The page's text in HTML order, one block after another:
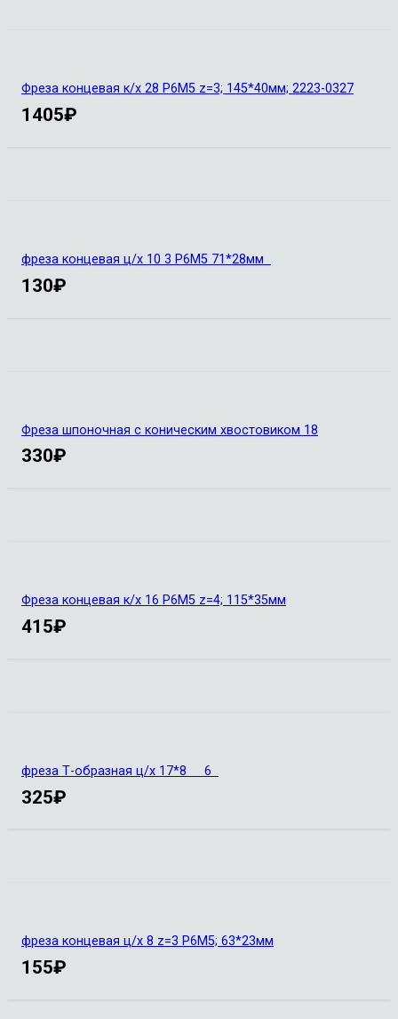
Фреза концевая к/х 28 Р6М5 z=3; 145*40мм; 2223-0327
1405₽
фреза концевая ц/х 10 3 Р6М5 71*28мм
130₽
Фреза шпоночная с коническим хвостовиком 18
330₽
Фреза концевая к/х 16 Р6М5 z=4; 115*35мм
415₽
фреза Т-образная ц/х 17*8 6
325₽
фреза концевая ц/х 8 z=3 Р6М5; 63*23мм
155₽